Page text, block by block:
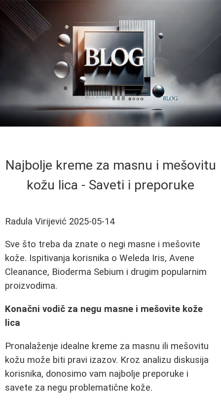
Najbolje kreme za masnu i mešovitu
kožu lica - Saveti i preporuke
Radula Virijević 2025-05-14
Sve što treba da znate o negi masne i mešovite
kože. Ispitivanja korisnika o Weleda Iris, Avene
Cleanance, Bioderma Sebium i drugim popularnim
proizvodima.
Konačni vodič za negu masne i mešovite kože
lica
Pronalaženje idealne kreme za masnu ili mešovitu
kožu može biti pravi izazov. Kroz analizu diskusija
korisnika, donosimo vam najbolje preporuke i
savete za negu problematične kože.